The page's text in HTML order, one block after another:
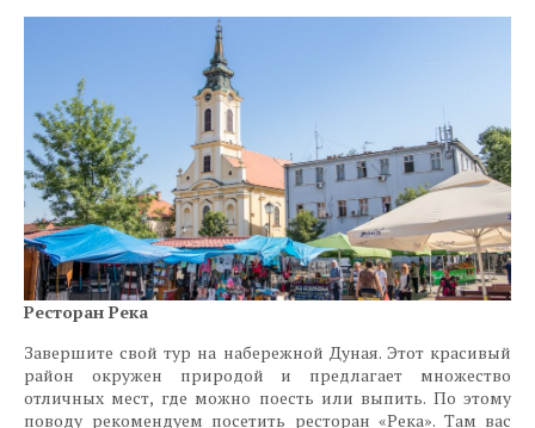
Ресторан Река
Завершите свой тур на набережной Дуная. Этот красивый
район окружен природой и предлагает множество
отличных мест, где можно поесть или выпить. По этому
поводу рекомендуем посетить ресторан «Река». Там вас